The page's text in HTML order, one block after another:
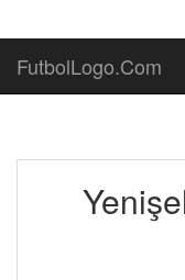
FutbolLogo.Com